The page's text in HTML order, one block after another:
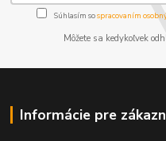
Súhlasím sospracovaním
Môžete sa kedykoľvek
Informácie pre